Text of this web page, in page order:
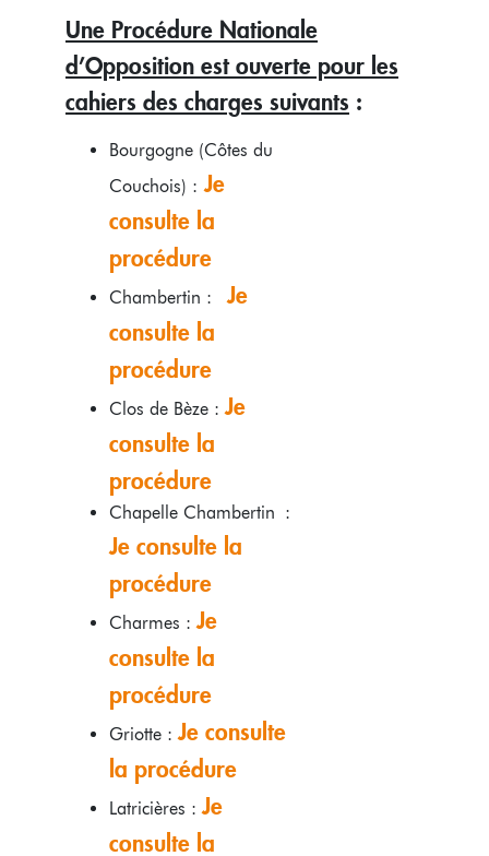
Une Procédure Nationale
d’Opposition est ouverte pour les
cahiers des charges suivants :
Bourgogne (Côtes du
Couchois) : Je
consulte la
procédure
Chambertin :Je
consulte la
procédure
Clos de Bèze :Je
consulte la
procédure
Chapelle Chambertin :
Je consulte la
procédure
Charmes :Je
consulte la
procédure
Griotte :Je consulte
la procédure
Latricières :Je
consulte la